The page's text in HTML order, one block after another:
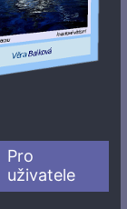
Pro
uživatele